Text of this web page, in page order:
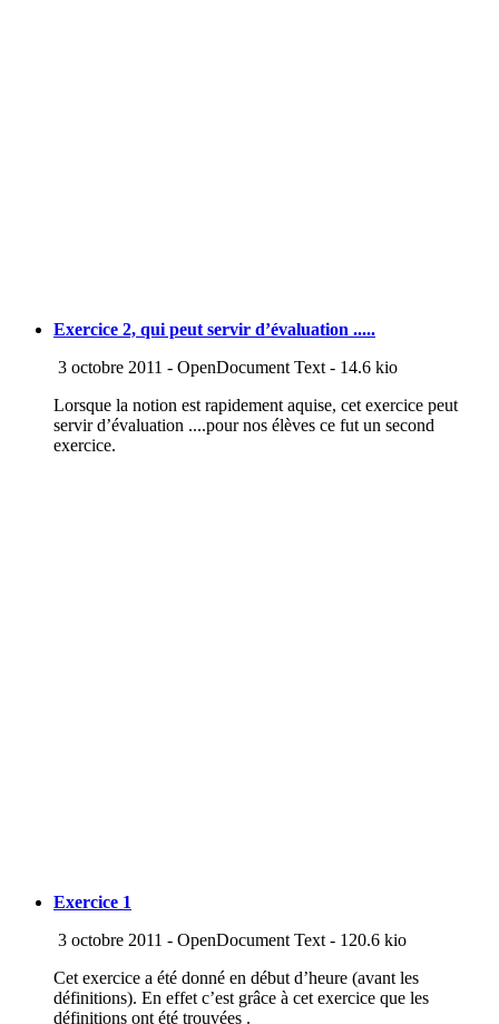
Exercice 2, qui peut servir d’évaluation .....
3 octobre 2011 - OpenDocument Text - 14.6 kio
Lorsque la notion est rapidement aquise, cet exercice peut
servir d’évaluation ....pour nos élèves ce fut un second
exercice.
Exercice 1
3 octobre 2011 - OpenDocument Text - 120.6 kio
Cet exercice a été donné en début d’heure (avant les
définitions). En effet c’est grâce à cet exercice que les
définitions ont été trouvées .